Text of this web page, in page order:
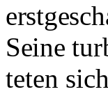
Seine
teten